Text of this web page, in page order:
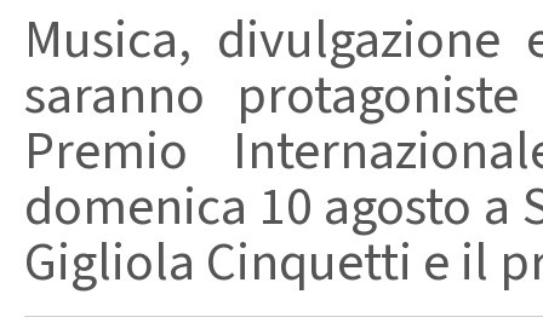
Musica,
saranno
Premio
domenica 10 agosto
Gigliola Cinquetti e il